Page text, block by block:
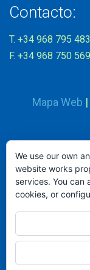
Contacto:
T. +34 968 795 483
F. +34 968 750 569
Mapa Web |
Síguenos
ND MOBILIARIO
We use our own
website works
services. You can
cookies, or